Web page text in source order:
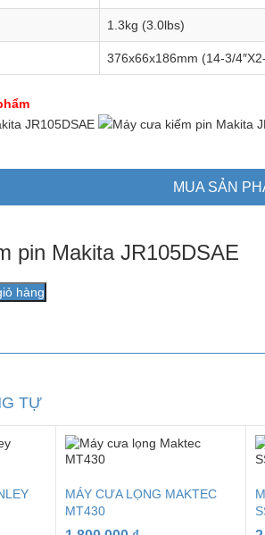
1.3kg (3.0lbs)
376x66x186mm (14-3/
MUA SẢN
pin Makita JR105DSAE
hàng
TỰ
MÁY CƯA LỌNG MAKTEC
MT430